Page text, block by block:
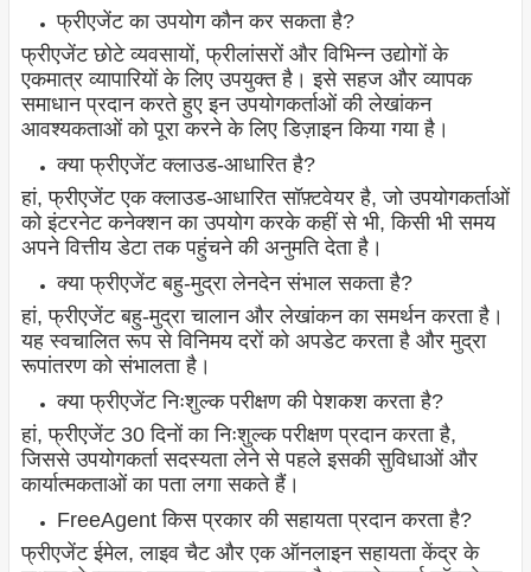
फ्रीएजेंट का उपयोग कौन कर सकता है?
फ्रीएजेंट छोटे व्यवसायों, फ्रीलांसरों और विभिन्न उद्योगों के
एकमात्र व्यापारियों के लिए उपयुक्त है। इसे सहज और व्यापक
समाधान प्रदान करते हुए इन उपयोगकर्ताओं की लेखांकन
आवश्यकताओं को पूरा करने के लिए डिज़ाइन किया गया है।
क्या फ्रीएजेंट क्लाउड-आधारित है?
हां, फ्रीएजेंट एक क्लाउड-आधारित सॉफ़्टवेयर है, जो उपयोगकर्ताओं
को इंटरनेट कनेक्शन का उपयोग करके कहीं से भी, किसी भी समय
अपने वित्तीय डेटा तक पहुंचने की अनुमति देता है।
क्या फ्रीएजेंट बहु-मुद्रा लेनदेन संभाल सकता है?
हां, फ्रीएजेंट बहु-मुद्रा चालान और लेखांकन का समर्थन करता है।
यह स्वचालित रूप से विनिमय दरों को अपडेट करता है और मुद्रा
रूपांतरण को संभालता है।
क्या फ्रीएजेंट निःशुल्क परीक्षण की पेशकश करता है?
हां, फ्रीएजेंट 30 दिनों का निःशुल्क परीक्षण प्रदान करता है,
जिससे उपयोगकर्ता सदस्यता लेने से पहले इसकी सुविधाओं और
कार्यात्मकताओं का पता लगा सकते हैं।
FreeAgent किस प्रकार की सहायता प्रदान करता है?
फ्रीएजेंट ईमेल, लाइव चैट और एक ऑनलाइन सहायता केंद्र के